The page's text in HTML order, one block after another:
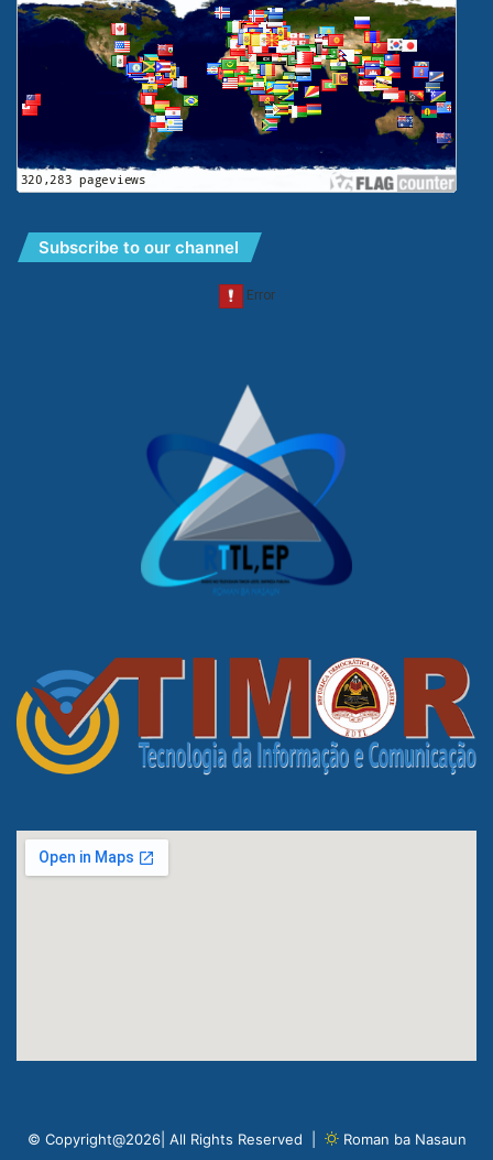
Subscribe to our channel
© Copyright@2026| All Rights Reserved | Roman ba Nasaun